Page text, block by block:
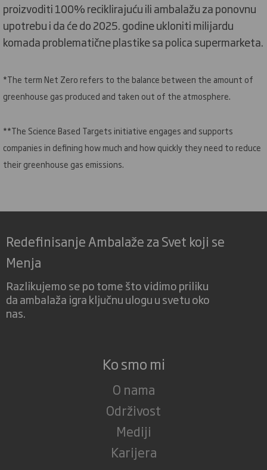
proizvoditi 100% reciklirajuću ili ambalažu za ponovnu
upotrebu i da će do 2025. godine ukloniti milijardu
komada problematične plastike sa polica supermarketa.
*The term Net Zero refers to the balance between the amount of
greenhouse gas produced and taken out of the atmosphere.
**The Science Based Targets initiative engages and supports
companies in defining how much and how quickly they need to reduce
their greenhouse gas emissions.
Redefinisanje Ambalaže za Svet koji se
Menja
Razlikujemo se po tome što vidimo priliku
da ambalaža igra ključnu ulogu u svetu oko
nas.
Ko smo mi
O nama
Održivost
Mediji
Karijera